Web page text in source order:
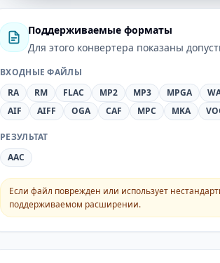
Поддерживаемые форматы
Для этого конвертера показаны
ВХОДНЫЕ ФАЙЛЫ
RA
RM FLAC MP2 MP3 MPGA
AIF
AIFF OGA CAF MPC MKA
РЕЗУЛЬТАТ
AAC
Если файл поврежден или использует
поддерживаемом расширении.